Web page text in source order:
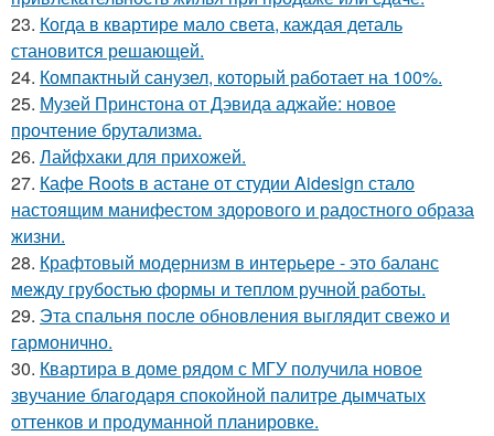
23. Когда в квартире мало света, каждая деталь
становится решающей.
24. Компактный санузел, который работает на 100%.
25. Музей Принстона от Дэвида аджайе: новое
прочтение брутализма.
26. Лайфхаки для прихожей.
27. Кафе Roots в астане от студии Aidesign стало
настоящим манифестом здорового и радостного образа
жизни.
28. Крафтовый модернизм в интерьере - это баланс
между грубостью формы и теплом ручной работы.
29. Эта спальня после обновления выглядит свежо и
гармонично.
30. Квартира в доме рядом с МГУ получила новое
звучание благодаря спокойной палитре дымчатых
оттенков и продуманной планировке.